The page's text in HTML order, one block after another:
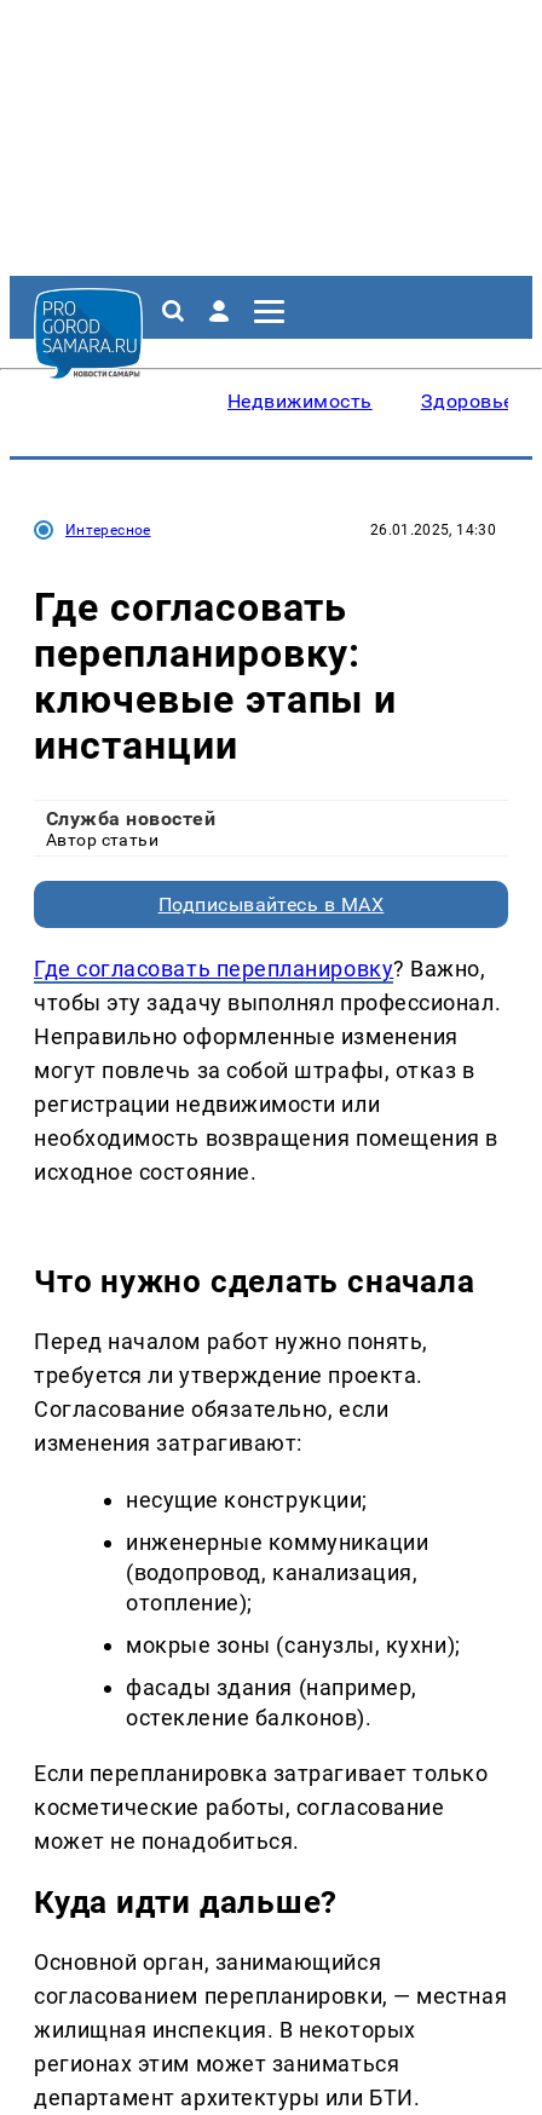
Недвижимость Здоровье
Интересное 26.01.2025, 14:30
Где согласовать
перепланировку:
ключевые этапы и
инстанции
Служба новостей
Автор статьи
Подписывайтесь в MAX
Где согласовать перепланировку? Важно,
чтобы эту задачу выполнял профессионал.
Неправильно оформленные изменения
могут повлечь за собой штрафы, отказ в
регистрации недвижимости или
необходимость возвращения помещения в
исходное состояние.
Что нужно сделать сначала
Перед началом работ нужно понять,
требуется ли утверждение проекта.
Согласование обязательно, если
изменения затрагивают:
несущие конструкции;
инженерные коммуникации
(водопровод, канализация,
отопление);
мокрые зоны (санузлы, кухни);
фасады здания (например,
остекление балконов).
Если перепланировка затрагивает только
косметические работы, согласование
может не понадобиться.
Куда идти дальше?
Основной орган, занимающийся
согласованием перепланировки, — местная
жилищная инспекция. В некоторых
регионах этим может заниматься
департамент архитектуры или БТИ.